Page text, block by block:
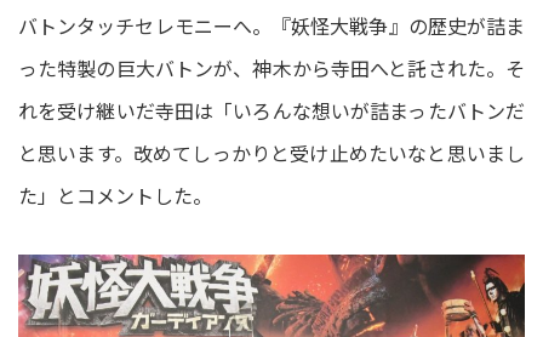
バトンタッチセレモニーへ。『妖怪大戦争』の歴史が詰ま
った特製の巨大バトンが、神木から寺田へと託された。そ
れを受け継いだ寺田は「いろんな想いが詰まったバトンだ
と思います。改めてしっかりと受け止めたいなと思いまし
た」とコメントした。